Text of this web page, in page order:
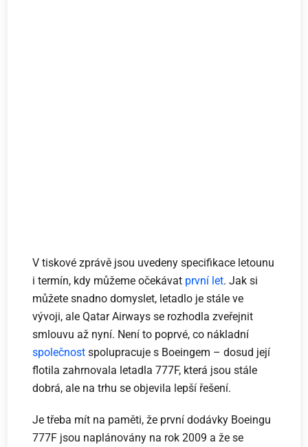
V tiskové zprávě jsou uvedeny specifikace letounu
i termín, kdy můžeme očekávat první let. Jak si
můžete snadno domyslet, letadlo je stále ve
vývoji, ale Qatar Airways se rozhodla zveřejnit
smlouvu až nyní. Není to poprvé, co nákladní
společnost spolupracuje s Boeingem – dosud její
flotila zahrnovala letadla 777F, která jsou stále
dobrá, ale na trhu se objevila lepší řešení.
Je třeba mít na paměti, že první dodávky Boeingu
777F jsou naplánovány na rok 2009 a že se